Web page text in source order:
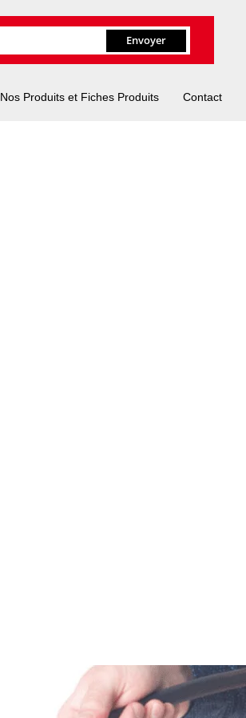
Nos Produits et Fiches Produits Contact